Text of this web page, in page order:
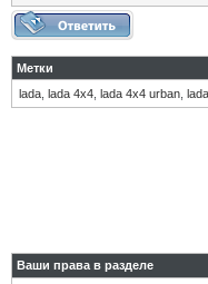
Метки
lada lada 4х4 lada 4х4 urban
Ваши права в разделе